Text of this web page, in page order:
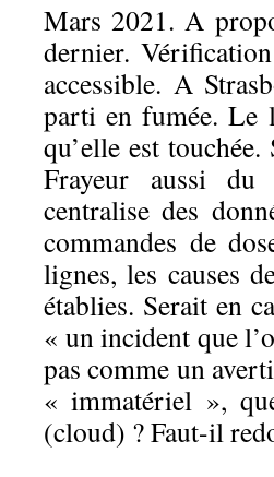
Mars 2021. A
dernier.
accessible. A
parti en fumée. Le
qu’elle est
Frayeur aussi du
centralise des
commandes de
lignes, les causes
établies. Serait en
« un incident que
pas comme un
« immatériel »,
(cloud) ? Faut-il